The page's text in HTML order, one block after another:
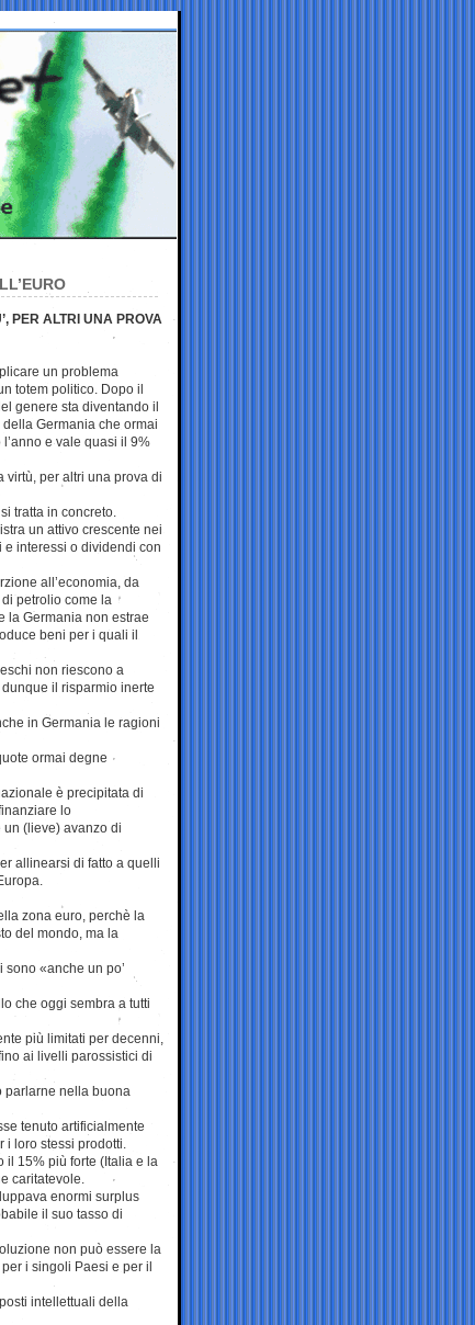
PER ALTRI UNA PROVA
un problema
totem politico. Dopo il
genere sta diventando il
Germania che ormai
e vale quasi il 9%
virtù, per altri una prova di
tratta in concreto.
un attivo crescente nei
interessi o dividendi con
all’economia, da
petrolio come la
la Germania non estrae
beni per i quali il
non riescono a
il risparmio inerte
in Germania le ragioni
ormai degne
è precipitata di
lo
(lieve) avanzo di
allinearsi di fatto a quelli
zona euro, perchè la
del mondo, ma la
«anche un po’
che oggi sembra a tutti
più limitati per decenni,
ai livelli parossistici di
parlarne nella buona
tenuto artificialmente
i loro stessi prodotti.
il 15% più forte (Italia e la
caritatevole.
enormi surplus
il suo tasso di
non può essere la
i singoli Paesi e per il
intellettuali della